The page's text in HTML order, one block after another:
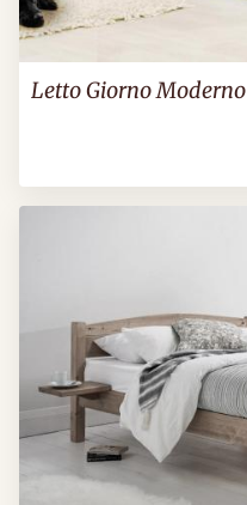
Letto Giorno Moderno